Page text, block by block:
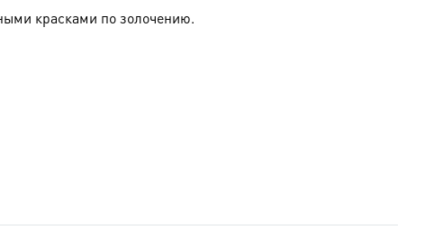
красками по золочению.